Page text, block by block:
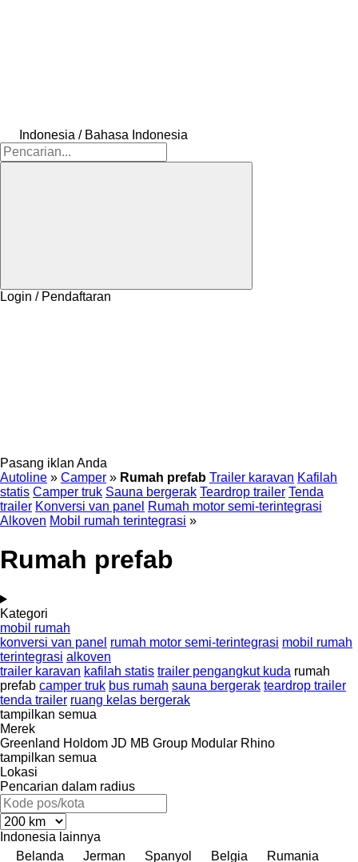
Indonesia / Bahasa Indonesia
Login / Pendaftaran
Pasang iklan Anda
Autoline » Camper » Rumah prefab Trailer karavan Kafilah
statis Camper truk Sauna bergerak Teardrop trailer Tenda
trailer Konversi van panel Rumah motor semi-terintegrasi
Alkoven Mobil rumah terintegrasi »
Rumah prefab
Kategori
mobil rumah
konversi van panel rumah motor semi-terintegrasi mobil rumah
terintegrasi alkoven
trailer karavan kafilah statis trailer pengangkut kuda rumah
prefab camper truk bus rumah sauna bergerak teardrop trailer
tenda trailer ruang kelas bergerak
tampilkan semua
Merek
Greenland Holdom JD MB Group Modular Rhino
tampilkan semua
Lokasi
Pencarian dalam radius
Indonesia lainnya
Belanda
Jerman Spanyol Belgia
Rumania